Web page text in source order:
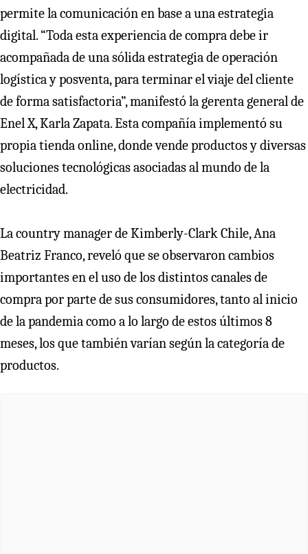
permite la comunicación en base a una estrategia
digital. “Toda esta experiencia de compra debe ir
acompañada de una sólida estrategia de operación
logística y posventa, para terminar el viaje del cliente
de forma satisfactoria”, manifestó la gerenta general de
Enel X, Karla Zapata. Esta compañía implementó su
propia tienda online, donde vende productos y diversas
soluciones tecnológicas asociadas al mundo de la
electricidad.
La country manager de Kimberly-Clark Chile, Ana
Beatriz Franco, reveló que se observaron cambios
importantes en el uso de los distintos canales de
compra por parte de sus consumidores, tanto al inicio
de la pandemia como a lo largo de estos últimos 8
meses, los que también varían según la categoría de
productos.